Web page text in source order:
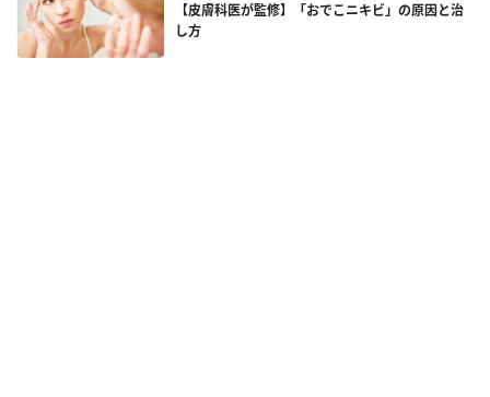
【皮膚科医が監修】「おでこニキビ」の原因と治
し方